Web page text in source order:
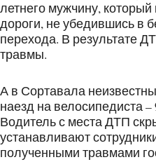
летнего мужчину,
дороги, не убедившись в
перехода. В результате
травмы.
А в Сортавала
наезд на велосипедиста
Водитель с места ДТП
устанавливают
полученными травмами